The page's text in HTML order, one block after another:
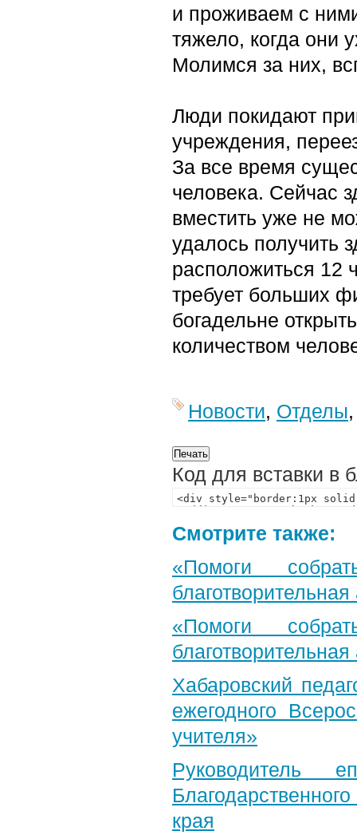
и проживаем с
тяжело, когда они
Молимся за них,
Люди покидают
учреждения,
За все время
человека. Сейчас
вместить уже не
удалось получить
расположиться 12
требует больших
богадельне
количеством
Новости, Отделы
Код для вставки в
Смотрите также:
«Помоги
«Помоги
Хабаровский
ежегодного
учителя»
Руководитель
края